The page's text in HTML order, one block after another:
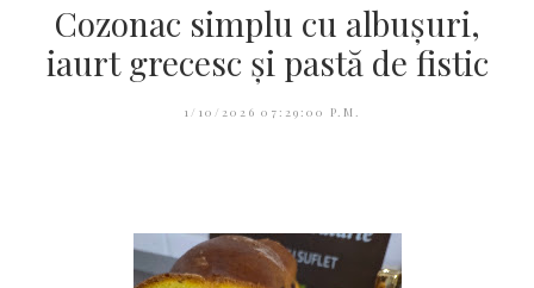
Cozonac simplu cu albușuri,
iaurt grecesc și pastă de fistic
1/10/2026 07:29:00 P.M.